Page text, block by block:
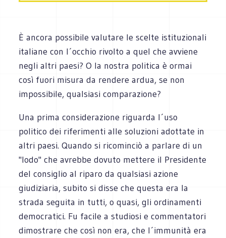
È ancora possibile valutare le scelte istituzionali
italiane con l´occhio rivolto a quel che avviene
negli altri paesi? O la nostra politica è ormai
così fuori misura da rendere ardua, se non
impossibile, qualsiasi comparazione?
Una prima considerazione riguarda l´uso
politico dei riferimenti alle soluzioni adottate in
altri paesi. Quando si ricominciò a parlare di un
"lodo" che avrebbe dovuto mettere il Presidente
del consiglio al riparo da qualsiasi azione
giudiziaria, subito si disse che questa era la
strada seguita in tutti, o quasi, gli ordinamenti
democratici. Fu facile a studiosi e commentatori
dimostrare che così non era, che l´immunità era